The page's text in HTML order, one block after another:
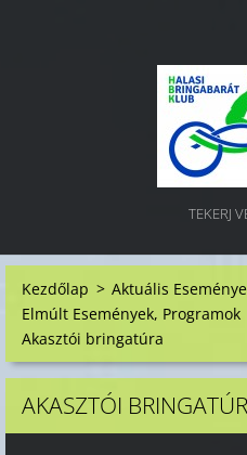
TEKERJ
Kezdőlap > Aktuális
Elmúlt Események, Programok
Akasztói bringatúra
AKASZTÓI